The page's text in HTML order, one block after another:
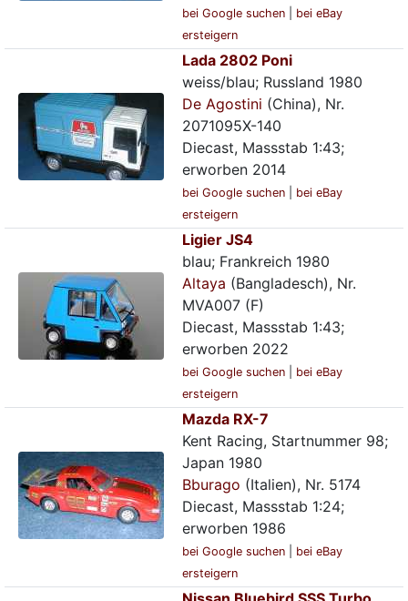
bei Google suchen
bei eBay
ersteigern
Lada 2802 Poni
weiss/blau; Russland 1980
De Agostini (China), Nr.
2071095X-140
Diecast, Massstab 1:43;
erworben 2014
bei Google suchen
bei eBay
ersteigern
Ligier JS4
blau; Frankreich 1980
Altaya (Bangladesch), Nr.
MVA007 (F)
Diecast, Massstab 1:43;
erworben 2022
bei Google suchen
bei eBay
ersteigern
Mazda RX-7
Kent Racing, Startnummer 98;
Japan 1980
Bburago (Italien), Nr. 5174
Diecast, Massstab 1:24;
erworben 1986
bei Google suchen
bei eBay
ersteigern